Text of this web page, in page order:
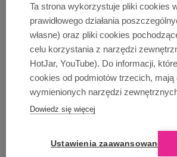
Ta strona wykorzystuje pliki cookies
prawidłowego działania
własne) oraz pliki cookies
celu korzystania z narzędzi
HotJar, YouTube). Do informacji,
cookies od podmiotów trzecich,
wymienionych narzędzi
Dowiedz się więcej
Ustawienia zaawansowane